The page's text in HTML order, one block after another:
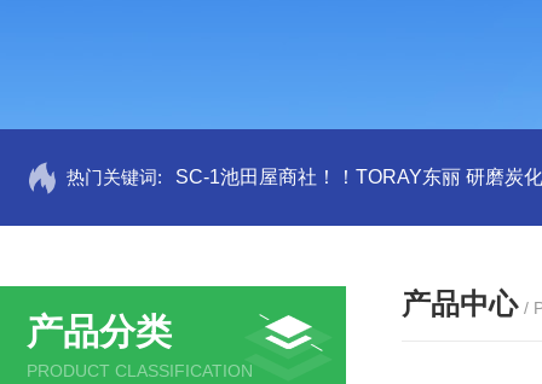
热门关键词: SC-1池田屋商社！！TORAY东丽 研磨炭
产品分类
PRODUCT CLASSIFICATION
产品中心 /